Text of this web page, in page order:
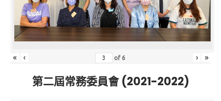
« ‹ of 6 › »
第二屆常務委員會 (2021-2022)